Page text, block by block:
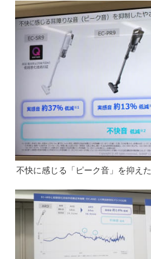
不快に感じる「ピーク音」を抑えた